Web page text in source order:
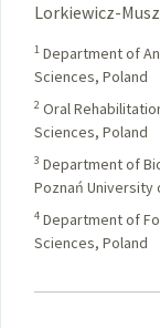
Lorkiewicz-
1 Department of
Sciences, Poland
2 Oral
Sciences, Poland
3 Department of
Poznań University
4 Department of
Sciences, Poland